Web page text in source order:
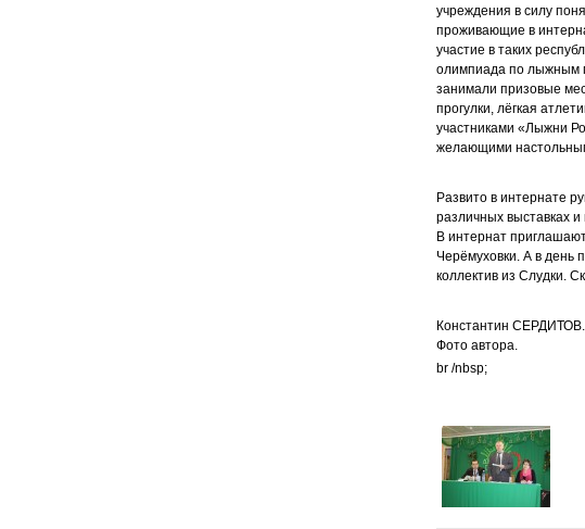
учреждения в силу
проживающие в
участие в таких
олимпиада по лыжным
занимали призовые
прогулки, лёгкая
участниками «Лыжни
желающими
Развито в интернате
различных выставках и
В интернат
Черёмуховки. А в день
коллектив из Слудки.
Константин СЕРДИТОВ.
Фото автора.
br /nbsp;